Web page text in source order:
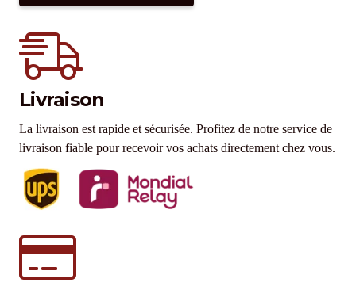
Livraison
La livraison est rapide et sécurisée. Profitez de notre service de
livraison fiable pour recevoir vos achats directement chez vous.